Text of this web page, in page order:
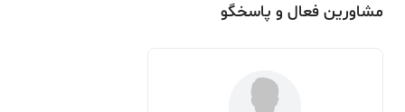
مشاورین فعال و پاسخگو